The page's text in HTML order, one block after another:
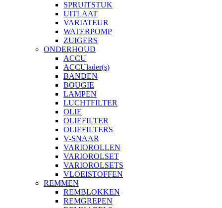
SPRUITSTUK
UITLAAT
VARIATEUR
WATERPOMP
ZUIGERS
ONDERHOUD
ACCU
ACCUlader(s)
BANDEN
BOUGIE
LAMPEN
LUCHTFILTER
OLIE
OLIEFILTER
OLIEFILTERS
V-SNAAR
VARIOROLLEN
VARIOROLSET
VARIOROLSETS
VLOEISTOFFEN
REMMEN
REMBLOKKEN
REMGREPEN